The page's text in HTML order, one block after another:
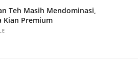
Teh Masih Mendominasi,
Kian Premium